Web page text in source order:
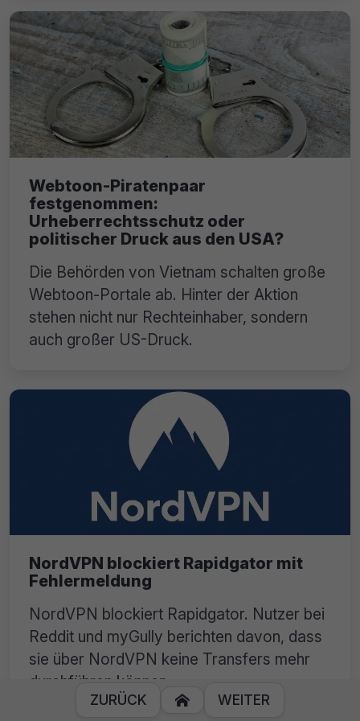
Webtoon-Piratenpaar
festgenommen:
Urheberrechtsschutz oder
politischer Druck aus den USA?
Die Behörden von Vietnam schalten große
Webtoon-Portale ab. Hinter der Aktion
stehen nicht nur Rechteinhaber, sondern
auch großer US-Druck.
NordVPN blockiert Rapidgator mit
Fehlermeldung
NordVPN blockiert Rapidgator. Nutzer bei
Reddit und myGully berichten davon, dass
sie über NordVPN keine Transfers mehr
durchführen können.
ZURÜCK  WEITER